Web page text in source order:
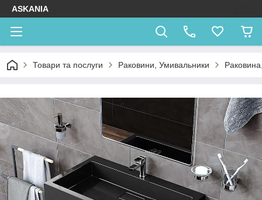
ASKANIA
Товари та послуги Раковини, Умивальники